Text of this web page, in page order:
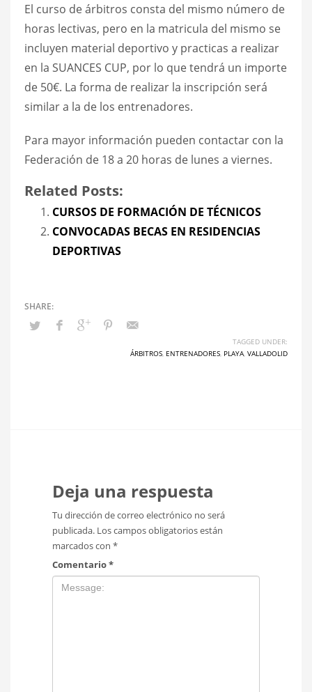
El curso de árbitros consta del mismo número de
horas lectivas, pero en la matricula del mismo se
incluyen material deportivo y practicas a realizar
en la SUANCES CUP, por lo que tendrá un importe
de 50€. La forma de realizar la inscripción será
similar a la de los entrenadores.
Para mayor información pueden contactar con la
Federación de 18 a 20 horas de lunes a viernes.
Related Posts:
CURSOS DE FORMACIÓN DE TÉCNICOS
CONVOCADAS BECAS EN RESIDENCIAS
DEPORTIVAS
TAGGED UNDER:
ÁRBITROS ENTRENADORES PLAYA VALLADOLID
Deja una respuesta
Tu dirección de correo electrónico no será
publicada. Los campos obligatorios están
marcados con *
Comentario*